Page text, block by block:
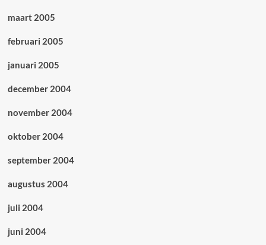
maart 2005
februari 2005
januari 2005
december 2004
november 2004
oktober 2004
september 2004
augustus 2004
juli 2004
juni 2004